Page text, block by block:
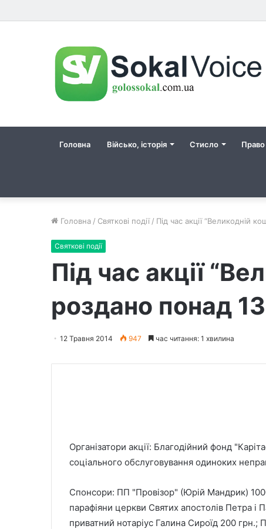
Головна Військо, історія Стисло Право
Головна / Святкові події / Під час акції “Великодній
Святкові події
Під час акції
роздано понад
12 Травня 2014 947 час читання: 1 хвилина
Організатори акції: Благодійний фонд
соціального обслуговування одиноких
Спонсори: ПП "Провізор" (Юрій Мандрик)
парафіяни церкви Святих апостолів Петра
приватний нотаріус Галина Сироїд 200